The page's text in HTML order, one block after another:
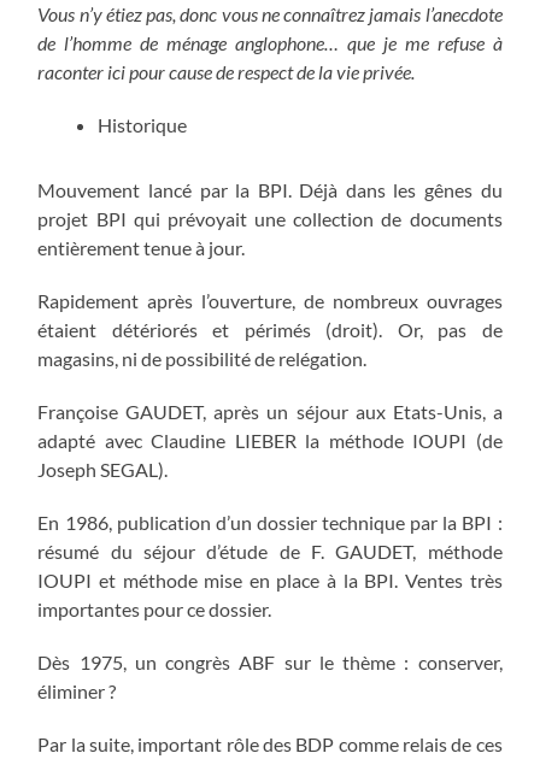
Vous n’y étiez pas, donc vous ne connaîtrez jamais l’anecdote
de l’homme de ménage anglophone… que je me refuse à
raconter ici pour cause de respect de la vie privée.
Historique
Mouvement lancé par la BPI. Déjà dans les gênes du
projet BPI qui prévoyait une collection de documents
entièrement tenue à jour.
Rapidement après l’ouverture, de nombreux ouvrages
étaient détériorés et périmés (droit). Or, pas de
magasins, ni de possibilité de relégation.
Françoise GAUDET, après un séjour aux Etats-Unis, a
adapté avec Claudine LIEBER la méthode IOUPI (de
Joseph SEGAL).
En 1986, publication d’un dossier technique par la BPI :
résumé du séjour d’étude de F. GAUDET, méthode
IOUPI et méthode mise en place à la BPI. Ventes très
importantes pour ce dossier.
Dès 1975, un congrès ABF sur le thème : conserver,
éliminer ?
Par la suite, important rôle des BDP comme relais de ces